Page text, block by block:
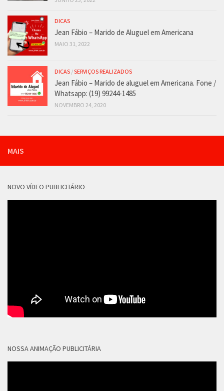
DICAS
Jean Fábio – Marido de Aluguel em Americana
MAIO 31, 2022
DICAS /SERVIÇOS REALIZADOS
Jean Fábio – Marido de aluguel em Americana. Fone /
Whatsapp: (19) 99244-1485
NOVEMBRO 24, 2020
MAIS
NOVO VÍDEO PUBLICITÁRIO
NOSSA ANIMAÇÃO PUBLICITÁRIA